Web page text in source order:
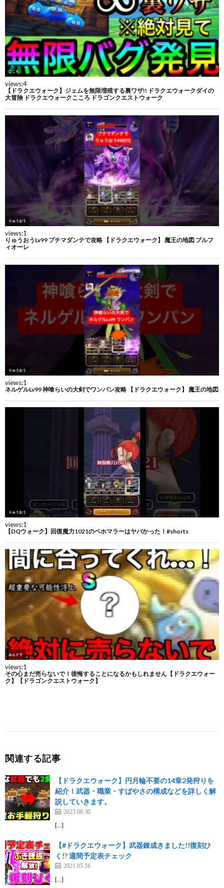
関連する記事
【ドラクエウォーク】円月輪不要の14章2発狩りを
紹介！武器・職業・すばやさの構成などを詳しく解
説していきます。
2023.08.30
[…]
【#ドラクエウォーク】武器錬成きました!!復刻ひ
く!? 週間予定表チェック
2021.05.16
[…]